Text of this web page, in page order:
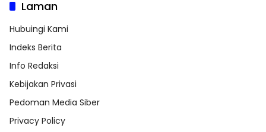
Laman
Hubuingi Kami
Indeks Berita
Info Redaksi
Kebijakan Privasi
Pedoman Media Siber
Privacy Policy